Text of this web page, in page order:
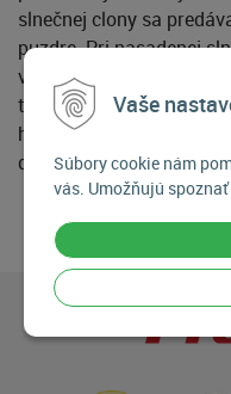
Vaše
Súbory cookie nám
vás. Umožňujú
slnečnej clony sa
puzdre. Pri nasadenej
vrchnú časť kožného
tubusu puzdra takto
hornú časť puzdra LC-
dole.